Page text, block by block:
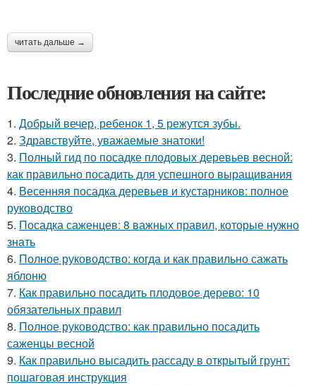
читать дальше →
Последние обновления на сайте:
1. Добрый вечер, ребенок 1, 5 режутся зубы.
2. Здравствуйте, уважаемые знатоки!
3. Полный гид по посадке плодовых деревьев весной:
как правильно посадить для успешного выращивания
4. Весенняя посадка деревьев и кустарников: полное
руководство
5. Посадка саженцев: 8 важных правил, которые нужно
знать
6. Полное руководство: когда и как правильно сажать
яблоню
7. Как правильно посадить плодовое дерево: 10
обязательных правил
8. Полное руководство: как правильно посадить
саженцы весной
9. Как правильно высадить рассаду в открытый грунт:
пошаговая инструкция